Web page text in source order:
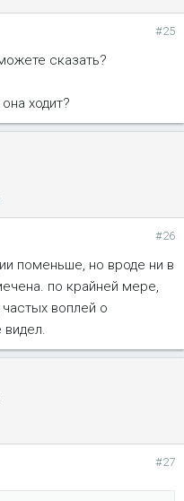
#25
сказать?
ходит?
#26
поменьше, но вроде ни в
по крайней мере,
воплей о
#27